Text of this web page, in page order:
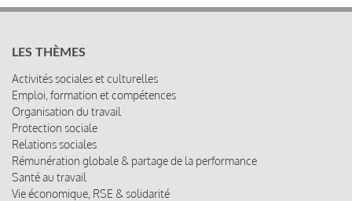
LES THÈMES
Activités sociales et culturelles
Emploi, formation et compétences
Organisation du travail
Protection sociale
Relations sociales
Rémunération globale & partage de la performance
Santé au travail
Vie économique, RSE & solidarité